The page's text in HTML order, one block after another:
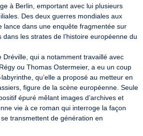
à Berlin, emportant avec lui plusieurs
Des deux guerres mondiales aux
lance dans une enquête fragmentée sur
les strates de l’histoire européenne du
Dréville, qui a notamment travaillé avec
ou Thomas Ostermeier, a eu un coup
qu’elle a proposé au metteur en
figure de la scène européenne. Seule
épuré mêlant images d’archives et
vie à ce roman qui interroge la façon
transmettent de génération en